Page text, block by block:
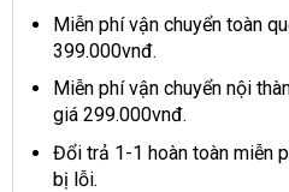
Miễn phí vận chuyển toàn
399.000vnđ.
Miễn phí vận chuyển nội
giá 299.000vnđ.
Đổi trả 1-1 hoàn toàn miễn
bị lỗi.